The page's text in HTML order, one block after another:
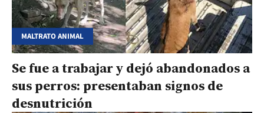
MALTRATO ANIMAL
Se fue a trabajar y dejó abandonados a
sus perros: presentaban signos de
desnutrición